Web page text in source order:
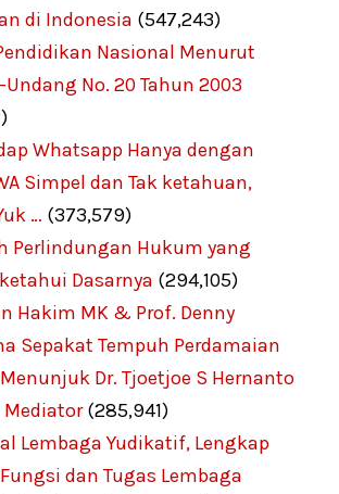
di Indonesia (547,243)
Nasional Menurut
No. 20 Tahun 2003
Whatsapp Hanya dengan
Simpel dan Tak ketahuan,
… (373,579)
Perlindungan Hukum yang
Dasarnya (294,105)
Hakim MK & Prof. Denny
Sepakat Tempuh Perdamaian
Dr. Tjoetjoe S Hernanto
Mediator (285,941)
Lembaga Yudikatif, Lengkap
dan Tugas Lembaga